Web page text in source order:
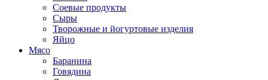
Соевые продукты
Сыры
Творожные и йогуртовые изделия
Яйцо
Мясо
Баранина
Говядина